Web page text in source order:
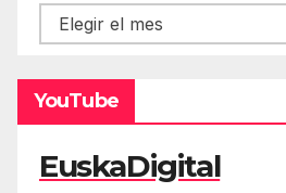
Hemeroteca
YouTube
EuskaDigital